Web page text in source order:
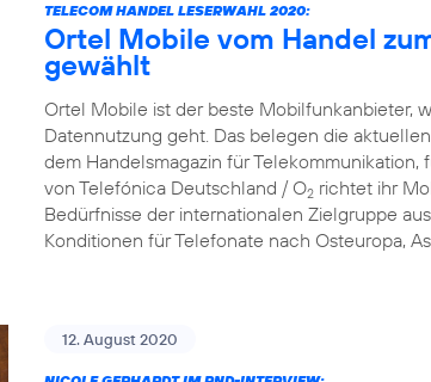
TELECOM HANDEL LESERWAHL 2020:
Ortel Mobile vom Handel
gewählt
Ortel Mobile ist der beste Mobilfunkanbieter,
Datennutzung geht. Das belegen die
dem Handelsmagazin für
von Telefónica Deutschland / O2 richtet ihr
Bedürfnisse der internationalen Zielgruppe
Konditionen für Telefonate nach Osteuropa,
12. August 2020